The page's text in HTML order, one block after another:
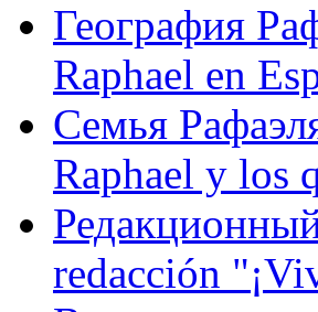
География
Raphael en
Семья
Raphael y los
redacción